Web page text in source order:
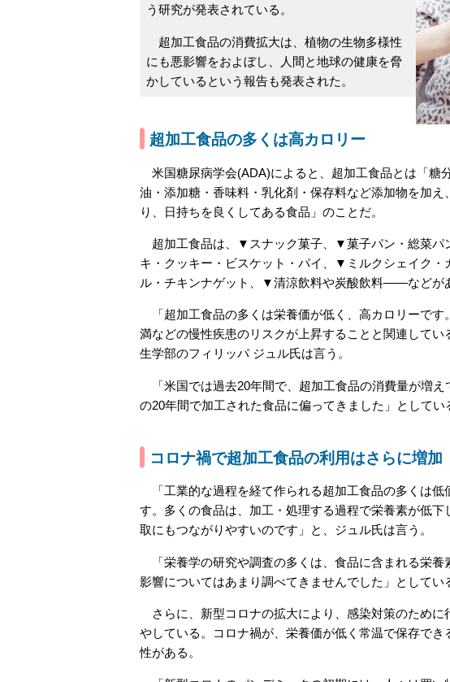
う研究が発表されている。
超加工食品の消費拡大は、植物の生物多様性
にも悪影響をおよぼし、人間と地球の健康を脅
かしているという報告も発表された。
超加工食品の多くは高カロリー
米国糖尿病学会(ADA)によると、超加工食品とは「糖
油・添加糖・香味料・乳化剤・保存料など添加物を加
り、日持ちを良くしてある食品」のことだ。
超加工食品は、▼スナック菓子、▼菓子パン・総菜
キ・クッキー・ビスケット・パイ、▼ミルクシェイク
ル・チキンナゲット、▼清涼飲料や炭酸飲料――などが
「超加工食品の多くは栄養価が低く、高カロリーで
満などの慢性疾患のリスクが上昇することと関連して
生学部のフィリッパ ジュル氏は言う。
「米国では過去20年間で、超加工食品の消費量が増え
の20年間で加工された食品に偏ってきました」としてい
コロナ禍で超加工食品の利用はさらに増加
「工業的な過程を経て作られる超加工食品の多くは低
す。多くの食品は、加工・処理する過程で栄養素が低
取にもつながりやすいのです」と、ジュル氏は言う。
「栄養学の研究や調査の多くは、食品に含まれる栄
影響についてはあまり調べてきませんでした」としてい
さらに、新型コロナの拡大により、感染対策のため
やしている。コロナ禍が、栄養価が低く常温で保存で
性がある。